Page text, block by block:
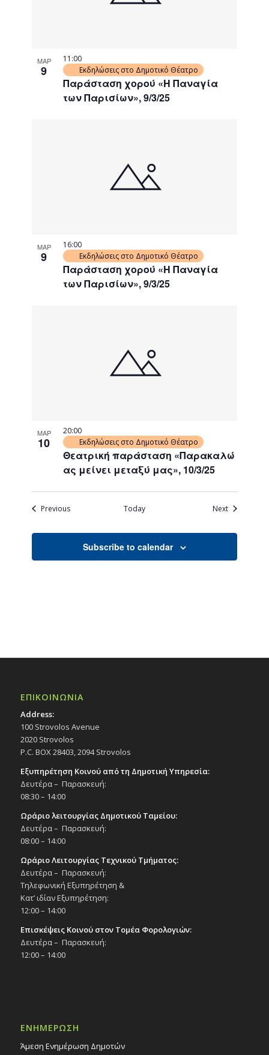
ΜΑΡ
9
Παράσταση χορού «Η Παναγία
των Παρισίων», 9/3/25
11:00
Εκδηλώσεις στο Δημοτικό Θέατρο
ΜΑΡ
9
Παράσταση χορού «Η Παναγία
των Παρισίων», 9/3/25
16:00
Εκδηλώσεις στο Δημοτικό Θέατρο
ΜΑΡ
10
Θεατρική παράσταση «Παρακαλώ
ας μείνει μεταξύ μας», 10/3/25
20:00
Εκδηλώσεις στο Δημοτικό Θέατρο
PreviousEvents Today NextEvents
Subscribe to calendar
ΕΠΙΚΟΙΝΩΝΙΑ
Address:
100 Strovolos Avenue
2020 Strovolos
P.C. BOX 28403, 2094 Strovolos
Εξυπηρέτηση Κοινού από τη Δημοτική Υπηρεσία:
Δευτέρα – Παρασκευή:
08:30 – 14:00
Ωράριο λειτουργίας Δημοτικού Ταμείου:
Δευτέρα – Παρασκευή:
08:00 – 14:00
Ωράριο Λειτουργίας Τεχνικού Τμήματος:
Δευτέρα – Παρασκευή:
Τηλεφωνική Εξυπηρέτηση &
Κατ’ ιδίαν Εξυπηρέτηση:
12:00 – 14:00
Επισκέψεις Κοινού στον Τομέα Φορολογιών:
Δευτέρα – Παρασκευή:
12:00 – 14:00
ΕΝΗΜΕΡΩΣΗ
Άμεση Ενημέρωση Δημοτών